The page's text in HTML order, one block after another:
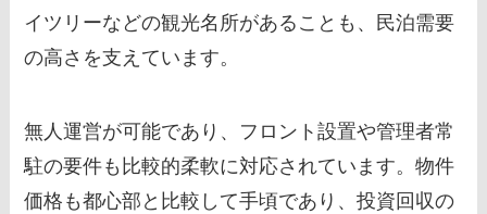
イツリーなどの観光名所があることも、民泊需要
の高さを支えています。
無人運営が可能であり、フロント設置や管理者常
駐の要件も比較的柔軟に対応されています。物件
価格も都心部と比較して手頃であり、投資回収の